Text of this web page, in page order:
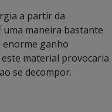
a partir da
uma maneira bastante
enorme ganho
material provocaria
se decompor.